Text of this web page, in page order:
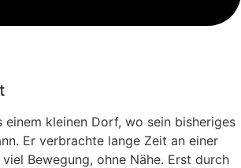
einem kleinen Dorf, wo sein bisheriges
Er verbrachte lange Zeit an einer
Bewegung, ohne Nähe. Erst durch